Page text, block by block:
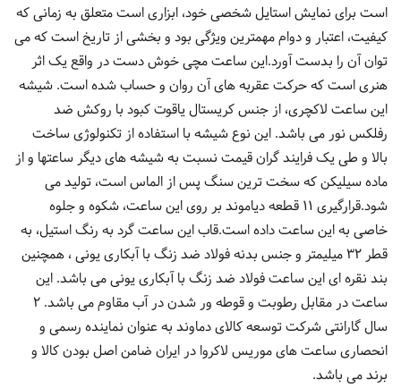
است برای نمایش استایل شخصی خود، ابزاری است متعلق به زمانی که
کیفیت، اعتبار و دوام مهمترین ویژگی بود و بخشی از تاریخ است که می
توان آن را بدست آورد.این ساعت مچی خوش دست در واقع یک اثر
هنری است که حرکت عقربه های آن روان و حساب شده است. شیشه
این ساعت لاکچری، از جنس کریستال یاقوت کبود با روکش ضد
رفلکس نور می باشد. این نوع شیشه با استفاده از تکنولوژی ساخت
بالا و طی یک فرایند گران قیمت نسبت به شیشه های دیگر ساعتها و از
ماده سیلیکن که سخت ترین سنگ پس از الماس است، تولید می
شود.قرارگیری 11 قطعه دیاموند بر روی این ساعت، شکوه و جلوه
خاصی به این ساعت داده است.قاب این ساعت گرد به رنگ استیل، به
قطر 32 میلیمتر و جنس بدنه فولاد ضد زنگ با آبکاری یونی ، همچنین
بند نقره ای این ساعت فولاد ضد زنگ با آبکاری یونی می باشد. این
ساعت در مقابل رطوبت و قوطه ور شدن در آب مقاوم می باشد. 2
سال گارانتی شرکت توسعه کالای دماوند به عنوان نماینده رسمی و
انحصاری ساعت های موریس لاکروا در ایران ضامن اصل بودن کالا و
برند می باشد.